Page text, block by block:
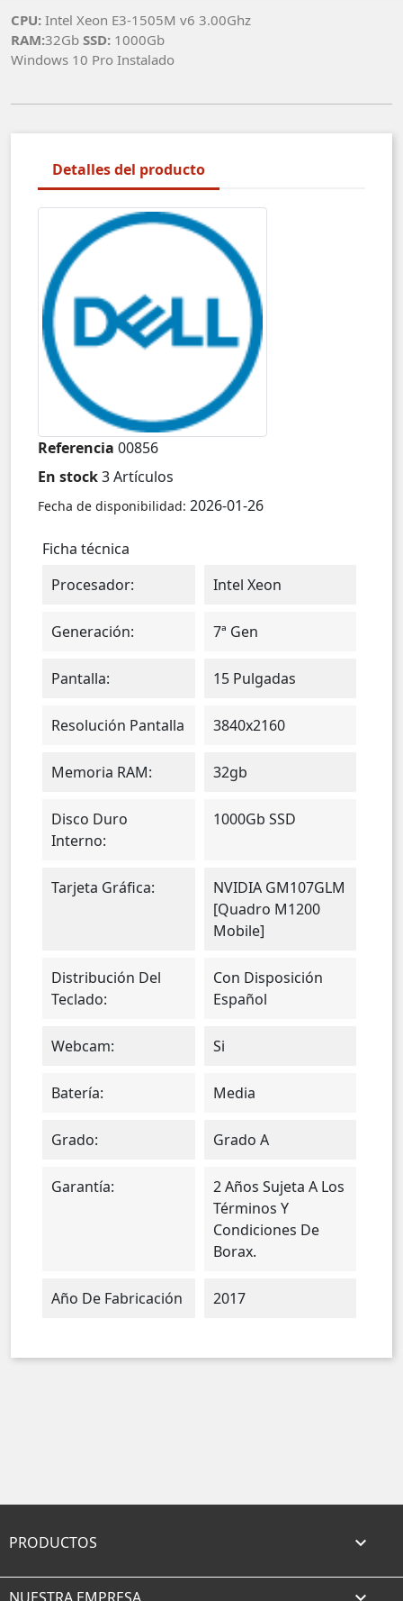
CPU: Intel Xeon E3-1505M v6 3.00Ghz
RAM:32Gb SSD: 1000Gb
Windows 10 Pro Instalado
Detalles del producto
Referencia 00856
En stock3 Artículos
Fecha de disponibilidad: 2026-01-26
Ficha técnica
Procesador:
Intel Xeon
Generación: 7ª Gen
Pantalla: 15 Pulgadas
Resolución Pantalla 3840x2160
Memoria RAM: 32gb
Disco Duro
Interno:
1000Gb SSD
Tarjeta Gráfica:
NVIDIA GM107GLM
[Quadro M1200
Mobile]
Distribución Del
Teclado:
Con Disposición
Español
Webcam: Si
Batería: Media
Grado: Grado A
Garantía:
2 Años Sujeta A Los
Términos Y
Condiciones De
Borax.
Año De Fabricación 2017
PRODUCTOS 